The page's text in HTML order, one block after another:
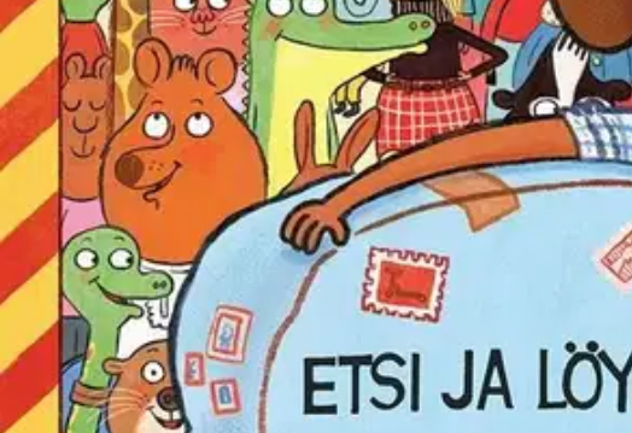
Ei saatavilla
Tuotekuvaus
Postikoira Pontus, kaupungin paras postinkantaja, on töissä taas! Ja jälleen
yksityiskohtia, joiden parissa hurahtaa huomaamatta hetki jos toinenkin. On
Ominaisuudet